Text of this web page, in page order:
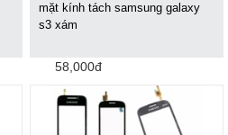
mặt kính tách samsung galaxy
s3 xám
58,000đ